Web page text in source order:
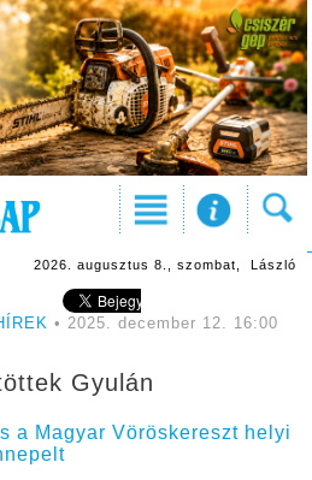
2026. augusztus 8., szombat, László
• 2025. december 12. 16:00
Gyulán
a Magyar Vöröskereszt helyi